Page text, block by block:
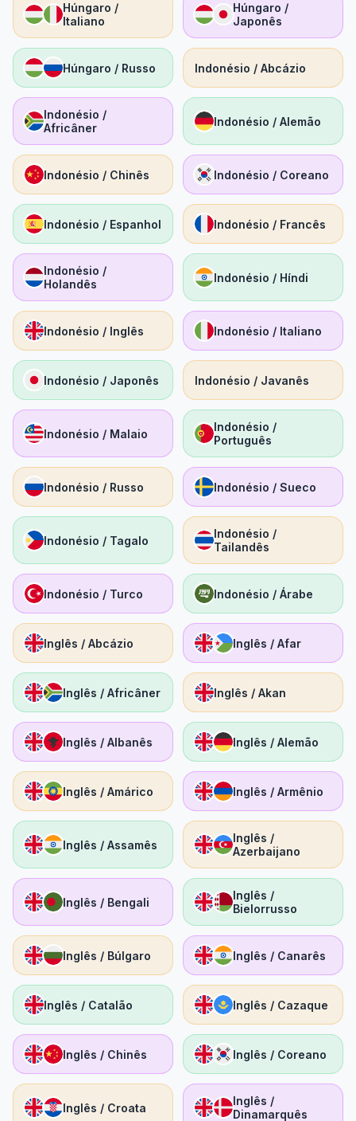
Húngaro /
Italiano
Húngaro /
Japonês
Húngaro / Russo Indonésio / Abcázio
Indonésio /
Africâner
Indonésio / Alemão
Indonésio / Chinês Indonésio / Coreano
Indonésio / Espanhol Indonésio / Francês
Indonésio /
Holandês
Indonésio / Híndi
Indonésio / Inglês Indonésio / Italiano
Indonésio / Japonês Indonésio / Javanês
Indonésio / Malaio
Indonésio /
Português
Indonésio / Russo Indonésio / Sueco
Indonésio / Tagalo
Indonésio /
Tailandês
Indonésio / Turco Indonésio / Árabe
Inglês / Abcázio Inglês / Afar
Inglês / Africâner Inglês / Akan
Inglês / Albanês Inglês / Alemão
Inglês / Amárico Inglês / Armênio
Inglês / Assamês
Inglês /
Azerbaijano
Inglês / Bengali
Inglês /
Bielorrusso
Inglês / Búlgaro Inglês / Canarês
Inglês / Catalão Inglês / Cazaque
Inglês / Chinês Inglês / Coreano
Inglês / Croata
Inglês /
Dinamarquês